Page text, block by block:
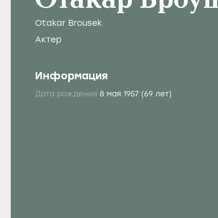
Otakar Brousek
Актер
Информация
Дата рождения 8 мая 1957 (69 лет)